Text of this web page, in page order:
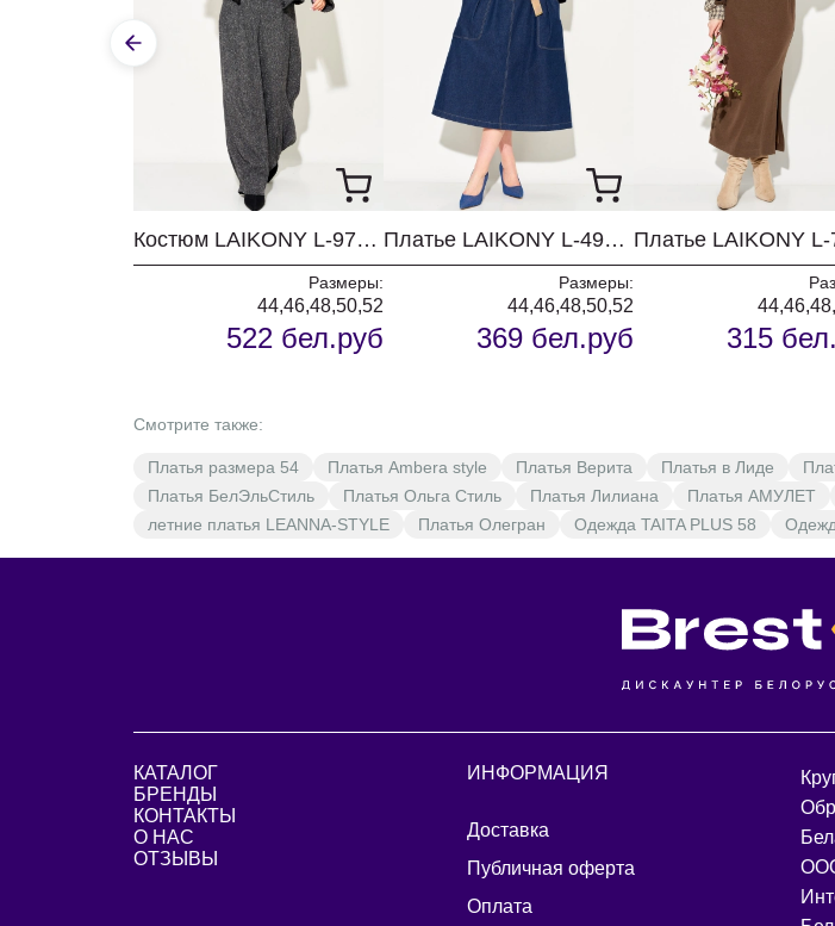
Костюм LAIKONY L-974 графит
Размеры:
44,46,48,50,52
522 бел.руб
Платье LAIKONY L-494 темно- синий
Размеры:
44,46,48,50,52
369 бел.руб 315
Смотрите также:
Платья размера 54 Платья Ambera style Платья Верита Платья в Лиде
Платья БелЭльСтиль
Платья Ольга Стиль Платья Лилиана Платья АМУЛЕТ
летние платья LEANNA-STYLE
Платья Олегран Одежда TAITA PLUS 58
КАТАЛОГ
БРЕНДЫ
КОНТАКТЫ
О НАС
ОТЗЫВЫ
ИНФОРМАЦИЯ
Доставка
Публичная оферта
Оплата